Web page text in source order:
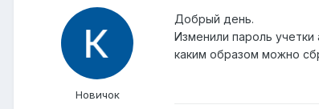
Новичок
Добрый день.
Изменили пароль учетки
каким образом можно